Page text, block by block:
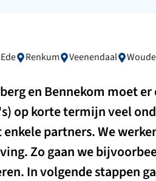
Ede Renkum Veenendaal
en Bennekom moet er
op korte termijn veel
partners. We
Zo gaan we
In volgende stappen